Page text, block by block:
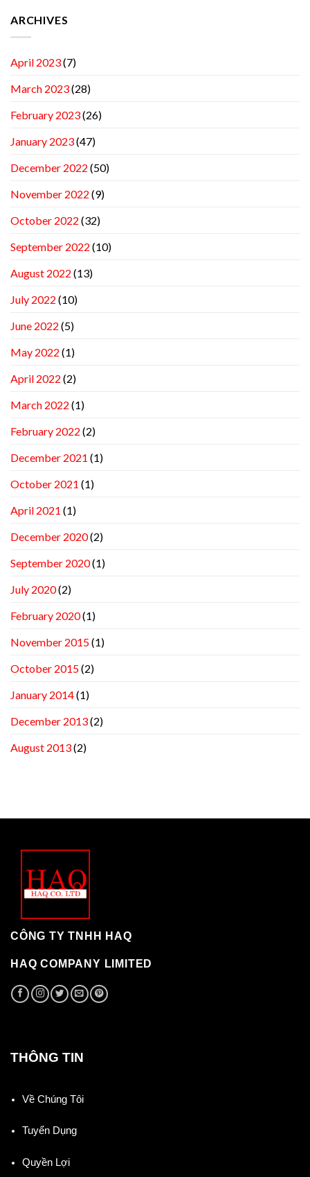
ARCHIVES
April 2023(7)
March 2023(28)
February 2023(26)
January 2023(47)
December 2022 (50)
November 2022 (9)
October 2022 (32)
September 2022 (10)
August 2022 (13)
July 2022 (10)
June 2022 (5)
May 2022 (1)
April 2022 (2)
March 2022 (1)
February 2022 (2)
December 2021 (1)
October 2021 (1)
April 2021 (1)
December 2020(2)
September 2020(1)
July 2020(2)
February 2020(1)
November 2015(1)
October 2015(2)
January 2014(1)
December 2013(2)
August 2013(2)
CÔNG TY TNHH HAQ
HAQ COMPANY LIMITED
THÔNG TIN
Về Chúng Tôi
Tuyển Dụng
Quyền Lợi